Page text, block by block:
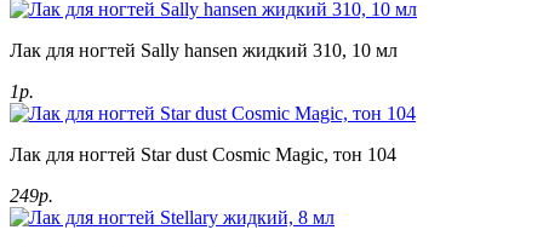
Лак для ногтей Sally hansen жидкий 310, 10 мл
1р.
Лак для ногтей Star dust Cosmic Magic, тон 104
249р.